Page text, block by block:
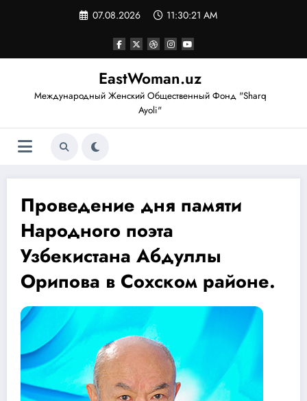
07.08.2026 11:30:22 AM
EastWoman.uz
Международный Женский Общественный Фонд "Sharq
Ayoli"
Проведение дня памяти
Народного поэта
Узбекистана Абдуллы
Орипова в Сохском районе.